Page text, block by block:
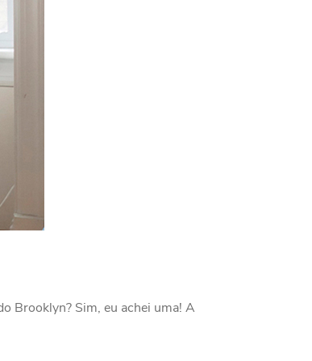
Brooklyn? Sim, eu achei uma! A